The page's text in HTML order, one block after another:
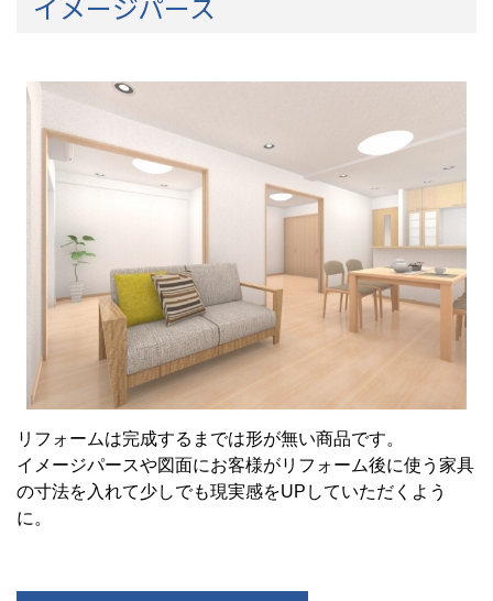
リフォームは完成するまでは形が無い商品です。
イメージパースや図面にお客様がリフォーム後に使う家具
の寸法を入れて少しでも現実感をUPしていただくよう
に。